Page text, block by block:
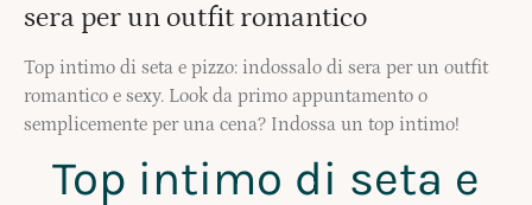
sera per un outfit romantico
Top intimo di seta e pizzo: indossalo di sera per un outfit
romantico e sexy. Look da primo appuntamento o
semplicemente per una cena? Indossa un top intimo!
Top intimo di seta e